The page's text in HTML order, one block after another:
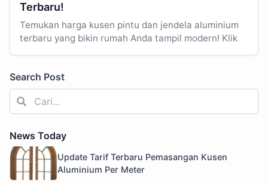
Terbaru!
Temukan harga kusen pintu dan jendela aluminium
terbaru yang bikin rumah Anda tampil modern! Klik
Search Post
News Today
Update Tarif Terbaru Pemasangan Kusen
Aluminium Per Meter